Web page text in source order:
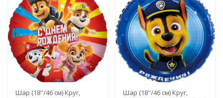
Шар (18''/46 см) Круг,
Шар (18''/46 см) Круг,